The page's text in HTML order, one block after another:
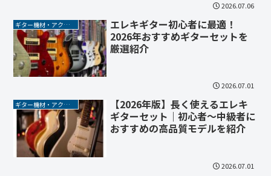
2026.07.06
ギター機材・アクセサリー
エレキギター初心者に最適！
2026年おすすめギターセットを
厳選紹介
2026.07.01
ギター機材・アクセサリー
【2026年版】長く使えるエレキ
ギターセット｜初心者〜中級者に
おすすめの高品質モデルを紹介
2026.07.01